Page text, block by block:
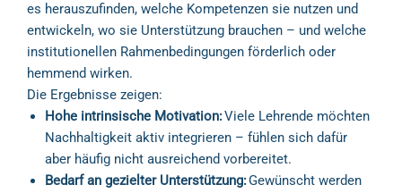
es herauszufinden, welche Kompetenzen sie nutzen und
entwickeln, wo sie Unterstützung brauchen – und welche
institutionellen Rahmenbedingungen förderlich oder
hemmend wirken.
Die Ergebnisse zeigen:
Hohe intrinsische Motivation:Viele Lehrende möchten
Nachhaltigkeit aktiv integrieren – fühlen sich dafür
aber häufig nicht ausreichend vorbereitet.
Bedarf an gezielter Unterstützung:Gewünscht werden